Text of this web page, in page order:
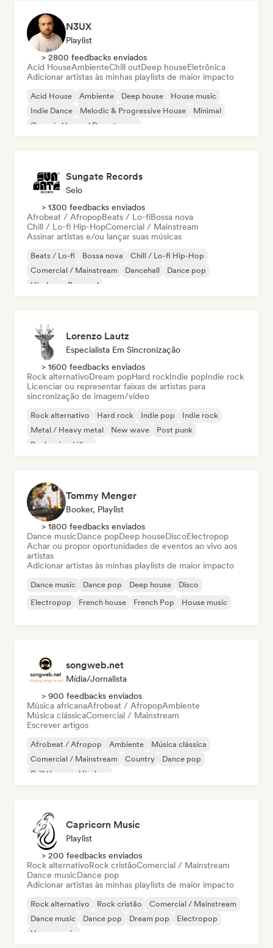
N3UX
Playlist
> 2800 feedbacks enviados
Acid HouseAmbienteChill outDeep houseEletrônica
Adicionar artistas às minhas playlists de maior impacto
Acid House Ambiente Deep house
House music
Indie Dance
Melodic & Progressive House
Minimal
Organic House / Downtempo
Sungate Records
Selo
> 1300 feedbacks enviados
Afrobeat / AfropopBeats / Lo-fiBossa nova
Chill / Lo-fi Hip-HopComercial / Mainstream
Assinar artistas e/ou lançar suas músicas
Beats / Lo-fi Bossa nova
Chill / Lo-fi Hip-Hop
Comercial / Mainstream
Dancehall
Dance pop
Hip-hop
Pop soul
Lorenzo Lautz
Especialista Em Sincronização
> 1600 feedbacks enviados
Rock alternativoDream popHard rockIndie popIndie rock
Licenciar ou representar faixas de artistas para
sincronização de imagem/vídeo
Rock alternativo Hard rock Indie pop
Indie rock
Metal / Heavy metal
New wave
Post punk
Rock psicodélico
Tommy Menger
Booker, Playlist
> 1800 feedbacks enviados
Dance musicDance popDeep houseDiscoElectropop
Achar ou propor oportunidades de eventos ao vivo aos
artistas
Adicionar artistas às minhas playlists de maior impacto
Dance music Dance pop Deep house
Disco
Electropop
French house French Pop House music
songweb.net
Mídia/Jornalista
> 900 feedbacks enviados
Música africanaAfrobeat / AfropopAmbiente
Música clássicaComercial / Mainstream
Escrever artigos
Afrobeat / Afropop Ambiente
Música clássica
Comercial / Mainstream
Country
Dance pop
Drill/Jersey
Hip-hop
Capricorn Music
Playlist
> 200 feedbacks enviados
Rock alternativoRock cristãoComercial / Mainstream
Dance musicDance pop
Adicionar artistas às minhas playlists de maior impacto
Rock alternativo Rock cristão
Comercial / Mainstream
Dance music
Dance pop Dream pop
Electropop
House music